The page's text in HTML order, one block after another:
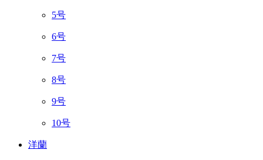
5号
6号
7号
8号
9号
10号
洋蘭